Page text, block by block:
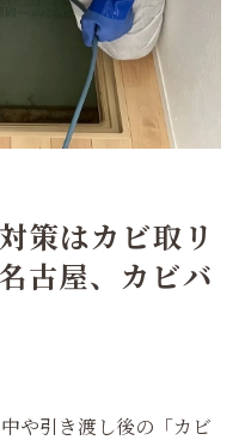
策はカビ取リ
古屋、カビバ
や引き渡し後の「カビ